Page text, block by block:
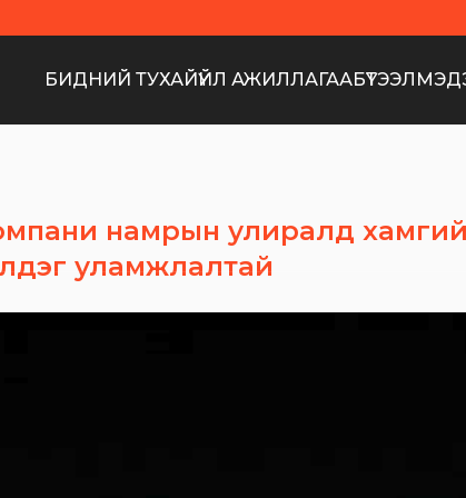
БИДНИЙ ТУХАЙҮЙЛ АЖИЛЛАГААБҮТЭЭЛ
намрын улиралд
уламжлалтай